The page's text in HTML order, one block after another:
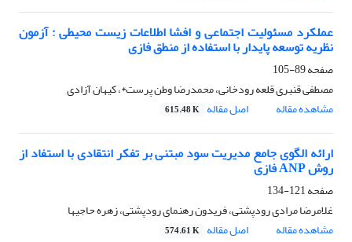
عملکرد مسئولیت اجتماعی و افشا اطلاعات زیست محیطی : آزمون
نظریه توسعه پایدار با استفاده از منطق فازی
صفحه89-105
مصطفی قنبری قلعه رودخانی، محمدرضا وطن پرست*، کیهان آزادی
مشاهده مقاله
اصل مقاله 615.48 K
ارائه الگوی جامع مدیریت سود مبتنی بر تفکر انتقادی با استفاد از
روش ANP فازی
صفحه121-134
غلامرضا مرادی رودپشتی، فریدون رهنمای رودپشتی، زهره حاجیها
مشاهده مقاله
اصل مقاله 574.61 K